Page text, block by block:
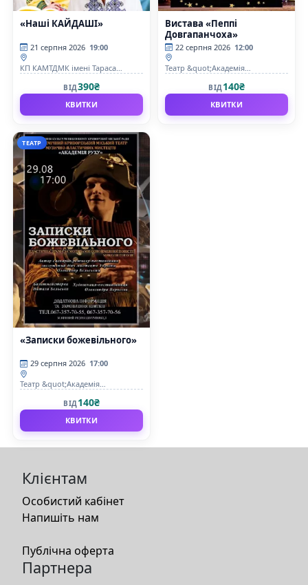
«Наші КАЙДАШІ»
21 серпня 2026 19:00
КП КАМТДМК імені Тараса
ВІД390₴
КВИТКИ
Вистава «Пеппі
Довгапанчоха»
22 серпня 2026 12:00
Театр &quot;Академія
ВІД 140₴
КВИТКИ
ТЕАТР
«Записки божевільного»
29 серпня 2026 17:00
Театр &quot;Академія
ВІД140₴
КВИТКИ
Клієнтам
Особистий кабінет
Напишіть нам
Публічна оферта
Партнера